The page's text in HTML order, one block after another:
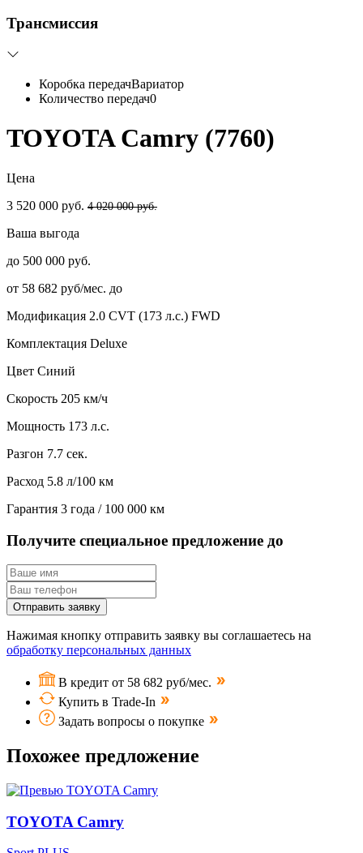
Трансмиссия
Коробка передачВариатор
Количество передач0
TOYOTA Camry (7760)
Цена
3 520 000 руб. 4 020 000 руб.
Ваша выгода
до 500 000 руб.
от 58 682 руб/мес. до
Модификация 2.0 CVT (173 л.с.) FWD
Комплектация Deluxe
Цвет Синий
Скорость 205 км/ч
Мощность 173 л.с.
Разгон 7.7 сек.
Расход 5.8 л/100 км
Гарантия 3 года / 100 000 км
Получите специальное предложение до
Отправить заявку
Нажимая кнопку отправить заявку вы соглашаетесь на
обработку персональных данных
В кредит от 58 682 руб/мес.
Купить в Trade-In
Задать вопросы о покупке
Похожее предложение
TOYOTA Camry